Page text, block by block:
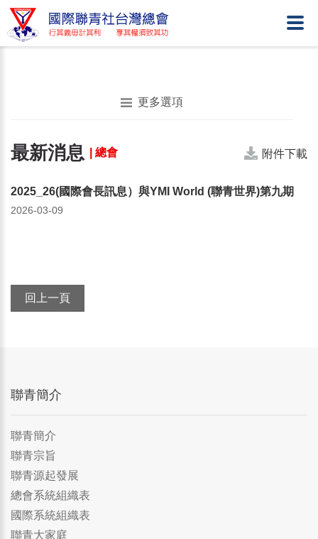
更多選項
附件下載
最新消息 | 總會
2025_26(國際會長訊息）與YMI World (聯青世界)第九期
2026-03-09
回上一頁
聯青簡介
聯青簡介
聯青宗旨
聯青源起發展
總會系統組織表
國際系統組織表
聯青大家庭